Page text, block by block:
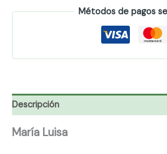
Métodos de pagos
Descripción
María Luisa